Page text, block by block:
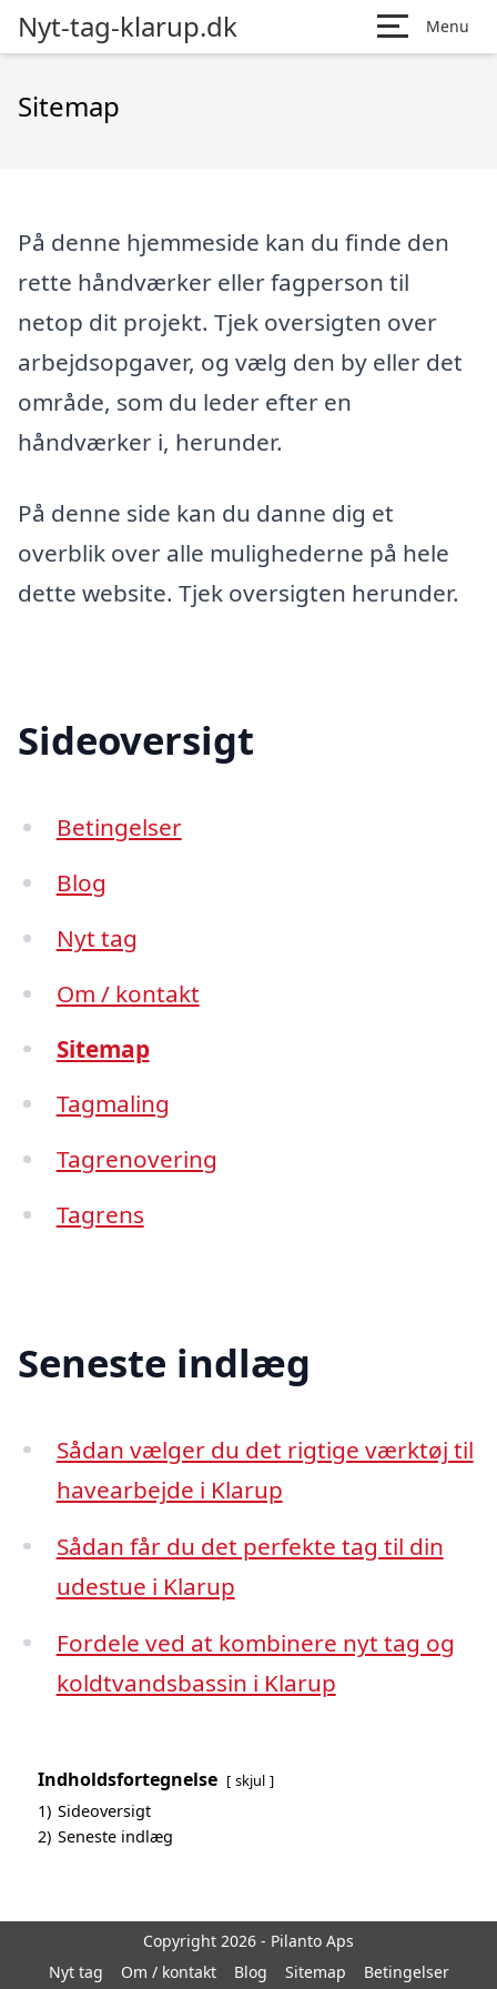
Nyt-tag-klarup.dk Menu
Sitemap
På denne hjemmeside kan du finde den
rette håndværker eller fagperson til
netop dit projekt. Tjek oversigten over
arbejdsopgaver, og vælg den by eller det
område, som du leder efter en
håndværker i, herunder.
På denne side kan du danne dig et
overblik over alle mulighederne på hele
dette website. Tjek oversigten herunder.
Sideoversigt
Betingelser
Blog
Nyt tag
Om / kontakt
Sitemap
Tagmaling
Tagrenovering
Tagrens
Seneste indlæg
Sådan vælger du det rigtige værktøj til
havearbejde i Klarup
Sådan får du det perfekte tag til din
udestue i Klarup
Fordele ved at kombinere nyt tag og
koldtvandsbassin i Klarup
Indholdsfortegnelse skjul
1) Sideoversigt
2) Seneste indlæg
Copyright 2026 - Pilanto Aps
Nyt tag
Om / kontakt Blog Sitemap Betingelser